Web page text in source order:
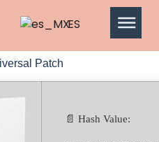
ES
Patch
📄 Hash Value: